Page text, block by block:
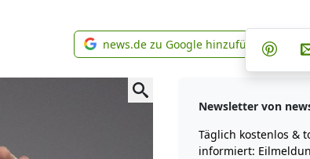
news.de zu Google
news.de zu Google hinzufügen
Newsletter von
Täglich kostenlos &
informiert: